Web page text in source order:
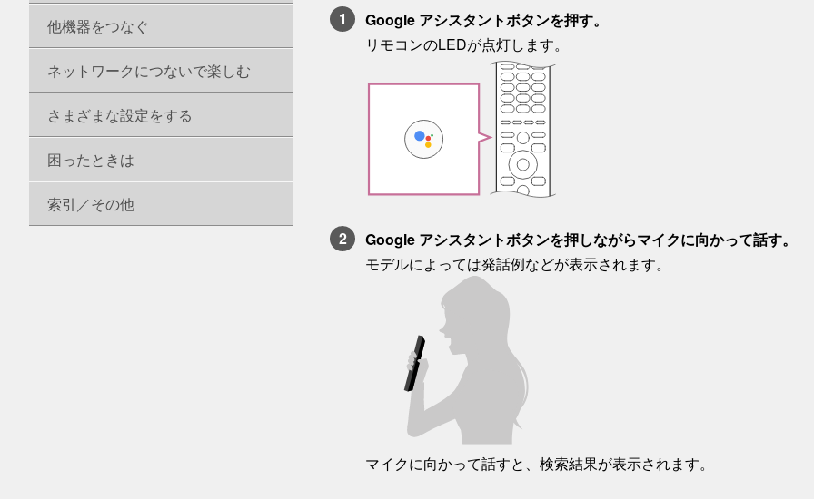
Google アシスタントボタンを押す。
リモコンのLEDが点灯します。
Google アシスタントボタンを押しながらマイクに向かって話す。
モデルによっては発話例などが表示されます。
マイクに向かって話すと、検索結果が表示されます。
他機器をつなぐ
ネットワークにつないで楽しむ
さまざまな設定をする
困ったときは
索引／その他